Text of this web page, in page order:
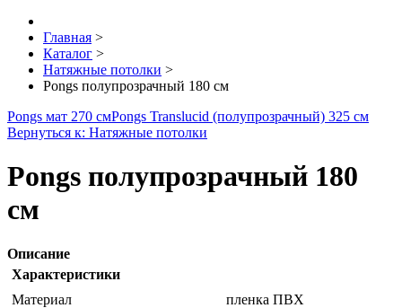
Главная >
Каталог >
Натяжные потолки >
Pongs полупрозрачный 180 см
Pongs мат 270 смPongs Translucid (полупрозрачный) 325 см
Вернуться к: Натяжные потолки
Pongs полупрозрачный 180
см
Описание
Характеристики
Материал
пленка ПВХ